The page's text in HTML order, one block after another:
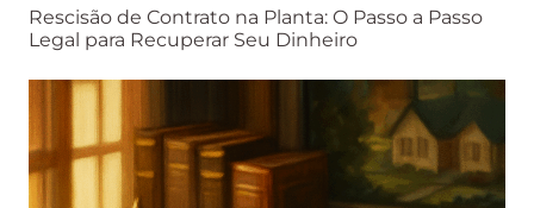
Rescisão de Contrato na Planta: O Passo a Passo
Legal para Recuperar Seu Dinheiro